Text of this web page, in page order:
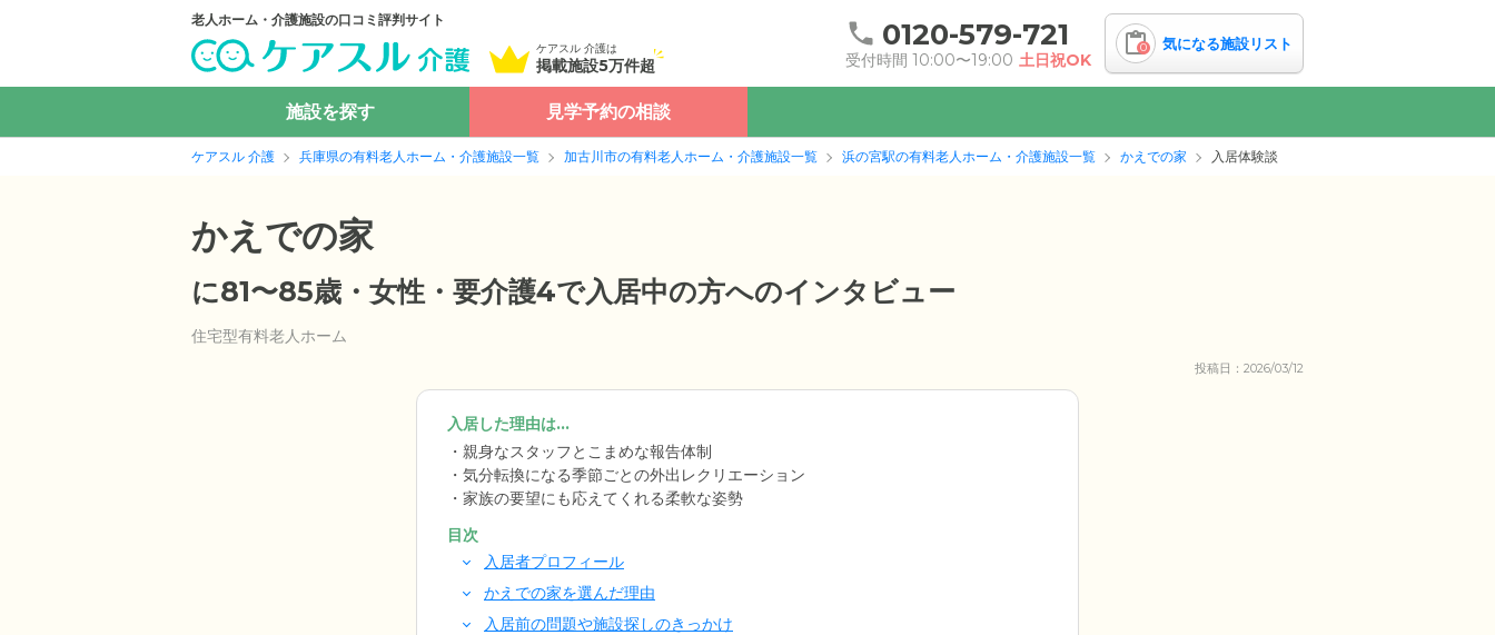
老人ホーム・介護施設の口コミ評判サイト
ケアスル 介護は
掲載施設5万件超
0120-579-721
受付時間 10:00〜19:00 土日祝OK
0 気になる施設リスト
施設を探す 見学予約の相談
ケアスル 介護 兵庫県の有料老人ホーム・介護施設一覧 加古川市の有料老人ホーム・介護施設一覧 浜の宮駅の有料老人ホーム・介護施設一覧 かえでの家 入居体験談
かえでの家
に81〜85歳・女性・要介護4で入居中の方へのインタビュー
住宅型有料老人ホーム
投稿日：2026/03/12
入居した理由は...
親身なスタッフとこまめな報告体制
気分転換になる季節ごとの外出レクリエーション
家族の要望にも応えてくれる柔軟な姿勢
目次
入居者プロフィール
かえでの家を選んだ理由
入居前の問題や施設探しのきっかけ